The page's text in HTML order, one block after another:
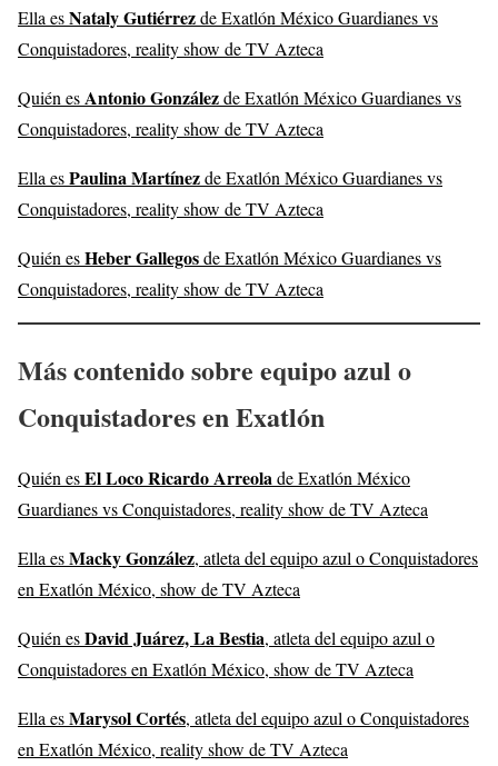
Ella esNataly Gutiérrezde Exatlón México Guardianes vs
Conquistadores, reality show de TV Azteca
Quién esAntonio Gonzálezde Exatlón México Guardianes vs
Conquistadores, reality show de TV Azteca
Ella esPaulina Martínezde Exatlón México Guardianes vs
Conquistadores, reality show de TV Azteca
Quién esHeber Gallegosde Exatlón México Guardianes vs
Conquistadores, reality show de TV Azteca
Más contenido sobre equipo azul o
Conquistadores en Exatlón
Quién esEl Loco Ricardo Arreola de Exatlón México
Guardianes vs Conquistadores, reality show de TV Azteca
Ella esMacky González, atleta del equipo azul o Conquistadores
en Exatlón México, show de TV Azteca
Quién esDavid Juárez, La Bestia, atleta del equipo azul o
Conquistadores en Exatlón México, show de TV Azteca
Ella esMarysol Cortés, atleta del equipo azul o Conquistadores
en Exatlón México, reality show de TV Azteca